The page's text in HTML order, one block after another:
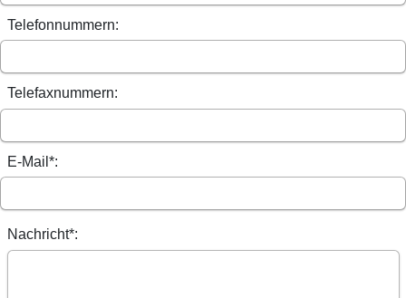
Telefonnummern:
Telefaxnummern:
E-Mail*:
Nachricht*: